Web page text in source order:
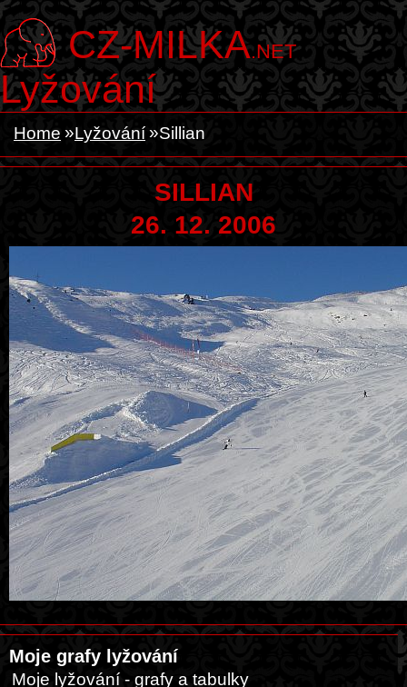
CZ-MILKA.NET
Lyžování
Home Lyžování Sillian
SILLIAN
26. 12. 2006
Moje grafy lyžování
Moje lyžování - grafy a tabulky